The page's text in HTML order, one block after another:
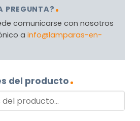
PREGUNTA?
comunicarse con nosotros
a info@lamparas-en-
del producto